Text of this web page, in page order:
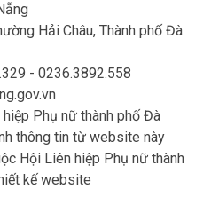
Hải Châu, Thành phố Đà
- 0236.3892.558
hiệp Phụ nữ thành phố Đà
thông tin từ website này
Hội Liên hiệp Phụ nữ thành
kế website